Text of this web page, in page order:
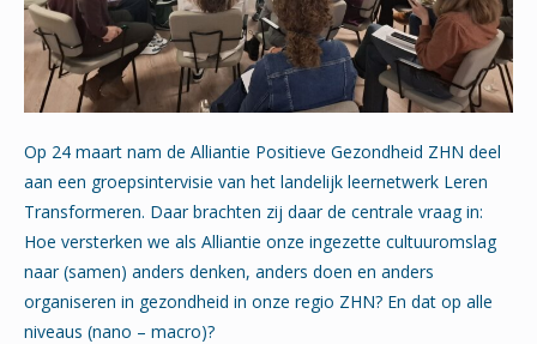
Op 24 maart nam de Alliantie Positieve Gezondheid ZHN deel
aan een groepsintervisie van het landelijk leernetwerk Leren
Transformeren. Daar brachten zij daar de centrale vraag in:
Hoe versterken we als Alliantie onze ingezette cultuuromslag
naar (samen) anders denken, anders doen en anders
organiseren in gezondheid in onze regio ZHN? En dat op alle
niveaus (nano – macro)?